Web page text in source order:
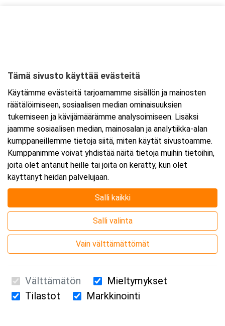
Tarkempi kartta ja ajo-ohjeet
Suomen Ensiapukoulutus Oy / Valimotie 21 / 00380 Helsinki
Tämä sivusto käyttää evästeitä
Käytämme evästeitä tarjoamamme sisällön ja mainosten
räätälöimiseen, sosiaalisen median ominaisuuksien
tukemiseen ja kävijämäärämme analysoimiseen. Lisäksi
jaamme sosiaalisen median, mainosalan ja analytiikka-alan
kumppaneillemme tietoja siitä, miten käytät sivustoamme.
Kumppanimme voivat yhdistää näitä tietoja muihin tietoihin,
joita olet antanut heille tai joita on kerätty, kun olet
käyttänyt heidän palvelujaan.
Salli kaikki
Salli valinta
Vain välttämättömät
Välttämätön
Mieltymykset
Tilastot
Markkinointi